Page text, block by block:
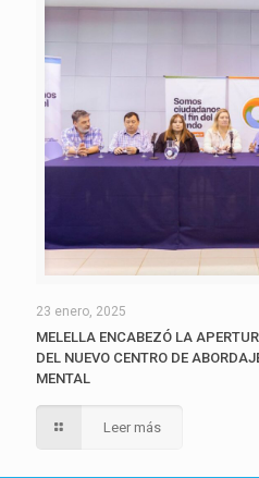
23 enero, 2025
MELELLA ENCABEZÓ LA
DEL NUEVO CENTRO DE
MENTAL
Leer más